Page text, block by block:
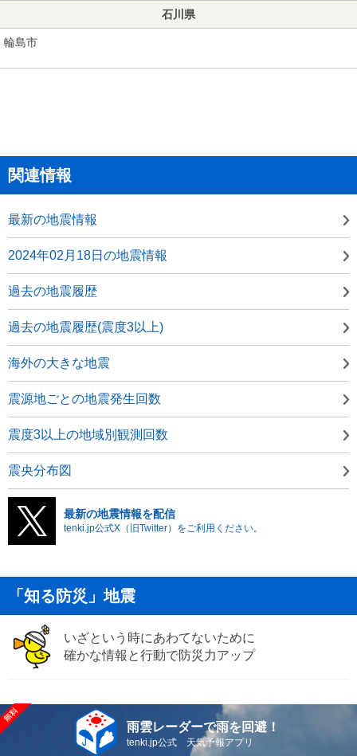
石川県
輪島市
関連情報
最新の地震情報
2024年02月18日の地震情報
過去の地震履歴
過去の地震履歴(震度3以上)
海外の大きな地震
震源地ごとの地震発生回数
震度3以上の地域別観測回数
震央分布図
最新の地震情報を配信
tenki.jp公式X（旧Twitter）をご利用ください。
「知る防災」地震
いざという時にあわてないために
確かな情報と行動で防災力アップ
雨雲レーダーで雨を回避！
tenki.jp公式 天気予報アプリ